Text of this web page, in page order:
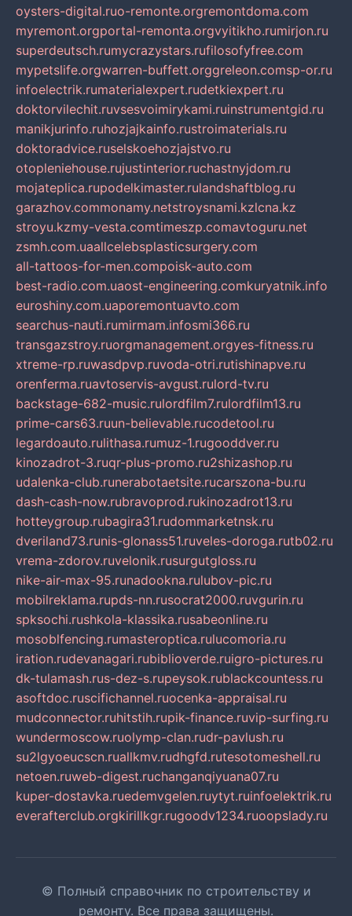
oysters-digital.ruo-remonte.orgremontdoma.com
myremont.orgportal-remonta.orgvyitikho.rumirjon.ru
superdeutsch.rumycrazystars.rufilosofyfree.com
mypetslife.orgwarren-buffett.orggreleon.comsp-or.ru
infoelectrik.rumaterialexpert.rudetkiexpert.ru
doktorvilechit.ruvsesvoimirykami.ruinstrumentgid.ru
manikjurinfo.ruhozjajkainfo.rustroimaterials.ru
doktoradvice.ruselskoehozjajstvo.ru
otopleniehouse.rujustinterior.ruchastnyjdom.ru
mojateplica.rupodelkimaster.rulandshaftblog.ru
garazhov.commonamy.netstroysnami.kzlcna.kz
stroyu.kzmy-vesta.comtimeszp.comavtoguru.net
zsmh.com.uaallcelebsplasticsurgery.com
all-tattoos-for-men.compoisk-auto.com
best-radio.com.uaost-engineering.comkuryatnik.info
euroshiny.com.uaporemontuavto.com
searchus-nauti.rumirmam.infosmi366.ru
transgazstroy.ruorgmanagement.orgyes-fitness.ru
xtreme-rp.ruwasdpvp.ruvoda-otri.rutishinapve.ru
orenferma.ruavtoservis-avgust.rulord-tv.ru
backstage-682-music.rulordfilm7.rulordfilm13.ru
prime-cars63.ruun-believable.rucodetool.ru
legardoauto.rulithasa.rumuz-1.rugooddver.ru
kinozadrot-3.ruqr-plus-promo.ru2shizashop.ru
udalenka-club.runerabotaetsite.rucarszona-bu.ru
dash-cash-now.rubravoprod.rukinozadrot13.ru
hotteygroup.rubagira31.rudommarketnsk.ru
dveriland73.runis-glonass51.ruveles-doroga.rutb02.ru
vrema-zdorov.ruvelonik.rusurgutgloss.ru
nike-air-max-95.runadookna.rulubov-pic.ru
mobilreklama.rupds-nn.rusocrat2000.ruvgurin.ru
spksochi.rushkola-klassika.rusabeonline.ru
mosoblfencing.rumasteroptica.rulucomoria.ru
iration.rudevanagari.rubiblioverde.ruigro-pictures.ru
dk-tulamash.rus-dez-s.rupeysok.rublackcountess.ru
asoftdoc.ruscifichannel.ruocenka-appraisal.ru
mudconnector.ruhitstih.rupik-finance.ruvip-surfing.ru
wundermoscow.ruolymp-clan.rudr-pavlush.ru
su2lgyoeucscn.ruallkmv.rudhgfd.rutesotomeshell.ru
netoen.ruweb-digest.ruchanganqiyuana07.ru
kuper-dostavka.ruedemvgelen.ruytyt.ruinfoelektrik.ru
everafterclub.orgkirillkgr.rugoodv1234.ruoopslady.ru
© Полный справочник по строительству и
ремонту. Все права защищены.